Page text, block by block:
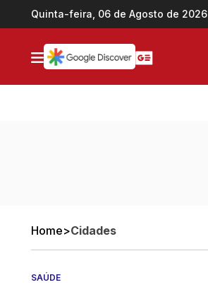
Ir direto pro conteúdo
Quinta-feira, 06 de Agosto de 2026
Home>Cidades
SAÚDE